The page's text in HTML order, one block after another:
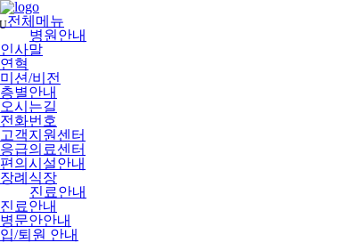
메
뉴
너
뛰
기
전체메뉴
병원안내
인사말
연혁
미션/비전
층별안내
오시는길
전화번호
고객지원센터
응급의료센터
편의시설안내
장례식장
진료안내
진료안내
병문안안내
입/퇴원 안내